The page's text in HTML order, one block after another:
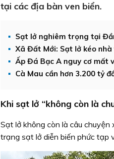
tại các địa bàn ven biển.
Sạt lở nghiêm trọng tại
Xã Đất Mới: Sạt lở kéo
Ấp Đá Bạc A nguy cơ mất
Cà Mau cần hơn 3.200 tỷ
Khi sạt lở “không còn là
Sạt lở không còn là câu
trạng sạt lở diễn biến phức tạp